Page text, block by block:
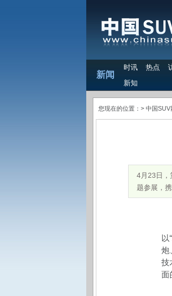
新闻
时讯 热点
新知
您现在的位置：> 中国SUV
4月23日，
题参展，
炮
技
面